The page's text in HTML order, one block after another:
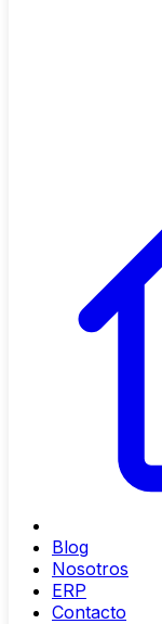
Blog
Nosotros
ERP
Contacto